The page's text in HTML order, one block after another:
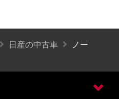
日産の中古車
ノー